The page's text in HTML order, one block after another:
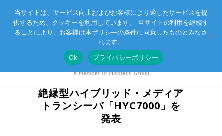
Eurotechグループ お客様サポート お問い合わせ
絶縁型ハイブリッド・メディア
トランシーバ「HYC7000」を
発表
当サイトは、サービス向上およびお客様により適したサービスを提
供するため、クッキーを利用しています。 当サイトの利用を継続す
ることにより、お客様は本ポリシーの条件に同意したものとみなさ
れます。
Ok
プライバシーポリシー